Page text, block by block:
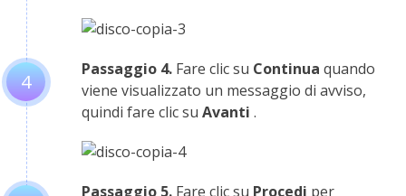
4
Passaggio 4.Fare clic su Continua quando
viene visualizzato un messaggio di avviso,
quindi fare clic su Avanti .
Passaggio 5.Fare clic su Procedi per